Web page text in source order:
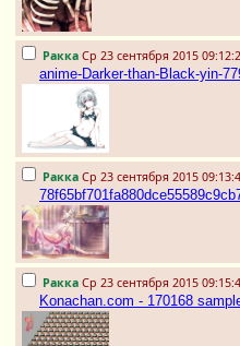
Ракка Ср 23 сентября 2015
anime-Darker-than-Black-yin-
Ракка Ср 23 сентября 2015
Ракка Ср 23 сентября 2015
Konachan.com - 170168